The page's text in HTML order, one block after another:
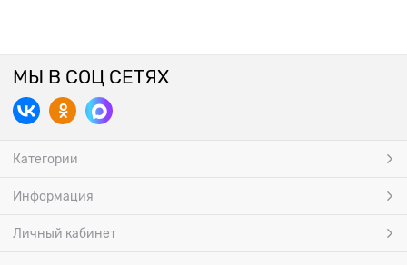
МЫ В СОЦ СЕТЯХ
Категории
Информация
Личный кабинет